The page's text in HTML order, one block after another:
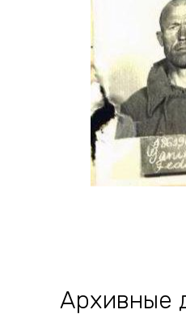
Архивные